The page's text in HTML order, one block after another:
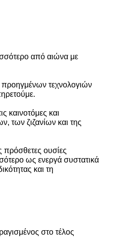
από αιώνα με
τεχνολογιών
καινοτόμες και
των ζιζανίων και της
πρόσθετες ουσίες
ως ενεργά συστατικά
και τη
στο τέλος